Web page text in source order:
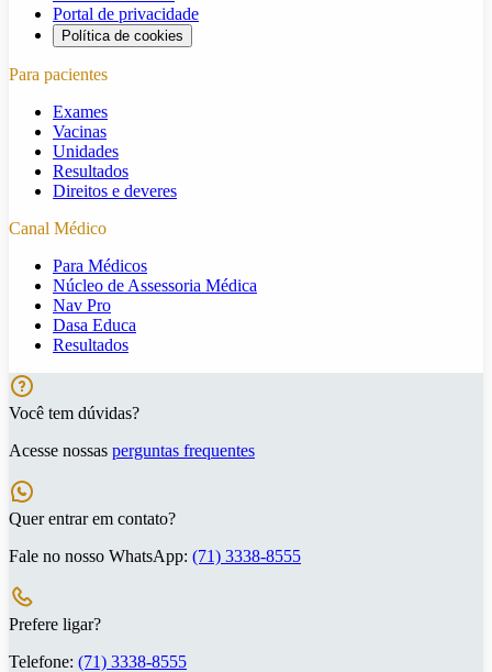
Portal de privacidade
Política de cookies
Para pacientes
Exames
Vacinas
Unidades
Resultados
Direitos e deveres
Canal Médico
Para Médicos
Núcleo de Assessoria Médica
Nav Pro
Dasa Educa
Resultados
Você tem dúvidas?
Acesse nossas perguntas frequentes
Quer entrar em contato?
Fale no nosso WhatsApp: (71) 3338-8555
Prefere ligar?
Telefone: (71) 3338-8555